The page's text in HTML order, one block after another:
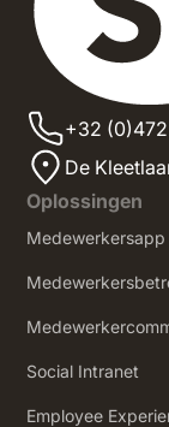
+32
De
Oplossingen
Medewerkersapp
Social Intranet
‍Employee